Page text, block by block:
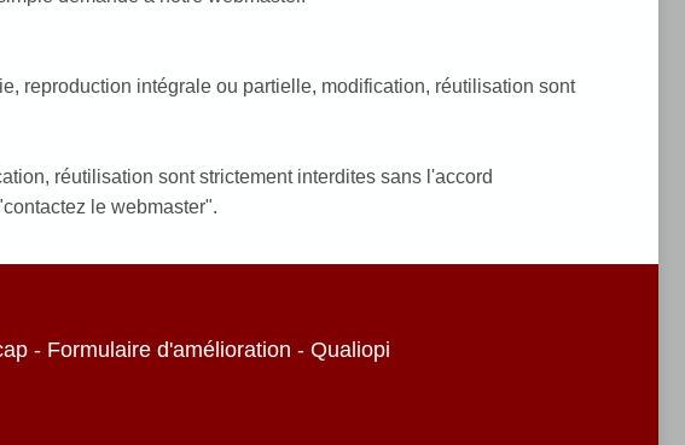
reproduction intégrale ou partielle, modification, réutilisation sont
réutilisation sont strictement interdites sans l'accord
le webmaster".
- Formulaire d'amélioration - Qualiopi